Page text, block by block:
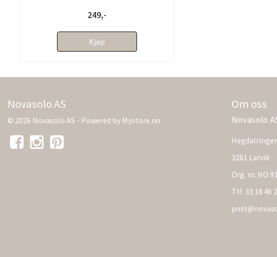
249,-
Kjøp
Novasolo AS
© 2026 Novasolo AS - Powered by Mystore.no
Om oss
Novasolo
3261 Larvik
Org. nr. NO
Tlf: 33 18 46